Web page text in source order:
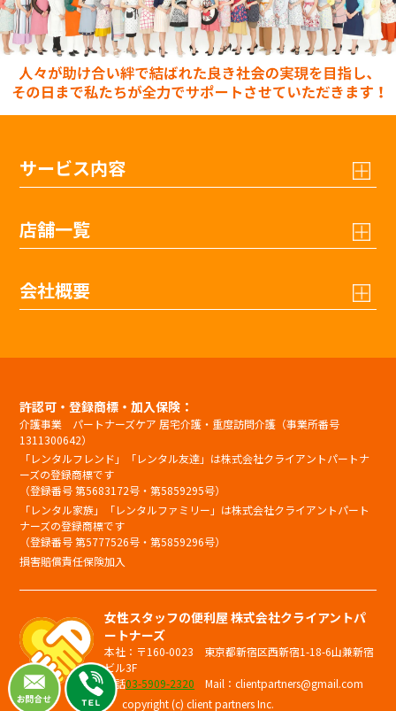
サービス内容
店舗一覧
会社概要
許認可・登録商標・加入保険：
介護事業 パートナーズケア 居宅介護・重度訪問介護（事業所番号
1311300642）
「レンタルフレンド」「レンタル友達」は株式会社クライアントパートナ
ーズの登録商標です
（登録番号 第5683172号・第5859295号）
「レンタル家族」「レンタルファミリー」は株式会社クライアントパート
ナーズの登録商標です
（登録番号 第5777526号・第5859296号）
損害賠償責任保険加入
女性スタッフの便利屋 株式会社クライアントパ
ートナーズ
本社：〒160-0023 東京都新宿区西新宿1-18-6山兼新宿
ビル3F
電話03-5909-2320 Mail：clientpartners@gmail.com
copyright (c) client partners Inc.